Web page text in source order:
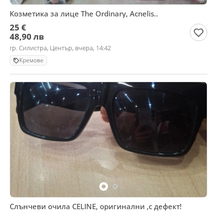
Козметика за лице The Ordinary, Acnelis..
25 €
48,90 лв
гр. Силистра, Център, вчера, 14:42
Кремове
Слънчеви очила CELINE, оригинални ,с дефект!